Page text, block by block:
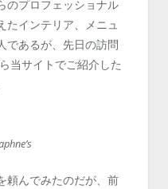
のプロフェッショナル
たインテリア、メニュ
であるが、先日の訪問
当サイトでご紹介した
頼んでみたのだが、前